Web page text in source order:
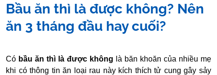
Bầu ăn thì là được không? Nên
ăn 3 tháng đầu hay cuối?
Tác Giả: Nguyễn Thị Hiền. Tham vấn y khoa:
Dược sĩ Vũ
Thị Hậu
Có bầu ăn thì là được không là băn khoăn của nhiều mẹ
khi có thông tin ăn loại rau này kích thích tử cung gây sảy